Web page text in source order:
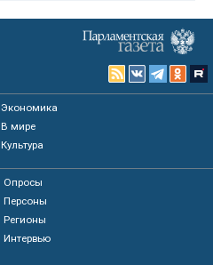
Экономика
В мире
Культура
Опросы
Персоны
Регионы
Интервью